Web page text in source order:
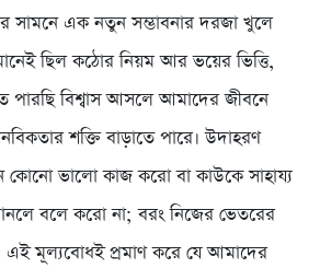
সামনে এক নতুন সম্ভাবনার দরজা খুলে
ছিল কঠোর নিয়ম আর ভয়ের ভিত্তি,
বিশ্বাস আসলে আমাদের জীবনে
শক্তি বাড়াতে পারে। উদাহরণ
কোনো ভালো কাজ করো বা কাউকে সাহায্য
বলে করো না; বরং নিজের ভেতরের
মূল্যবোধই প্রমাণ করে যে আমাদের